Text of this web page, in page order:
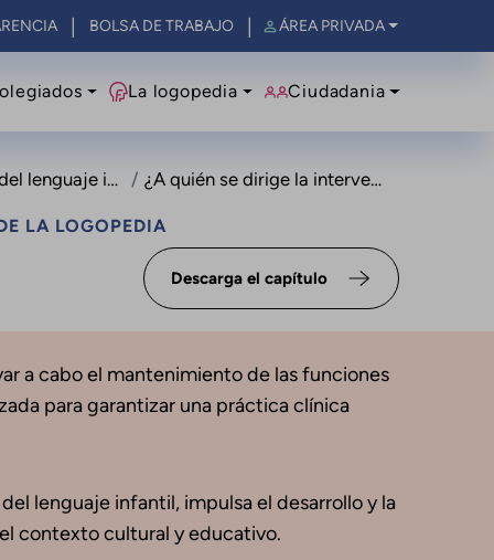
BOLSA DE TRABAJO ÁREA PRIVADA
La logopedia Ciudadania
infantil ¿A quién se dirige la intervención?
LA LOGOPEDIA
Descarga el capítulo
a cabo el mantenimiento de las funciones
para garantizar una práctica clínica
lenguaje infantil, impulsa el desarrollo y la
contexto cultural y educativo.